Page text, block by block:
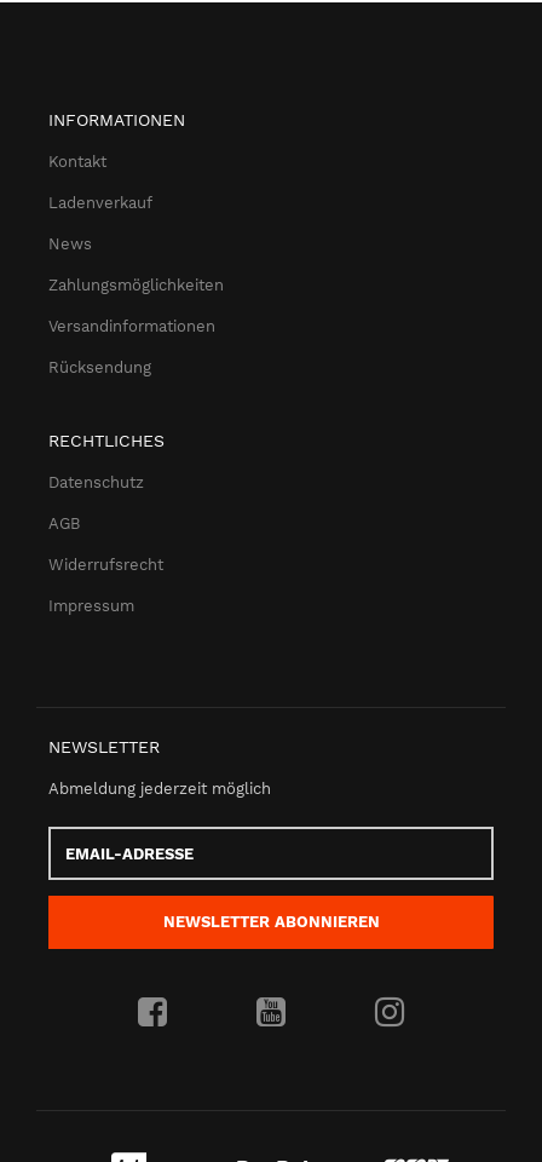
INFORMATIONEN
Kontakt
Ladenverkauf
News
Zahlungsmöglichkeiten
Versandinformationen
Rücksendung
RECHTLICHES
Datenschutz
AGB
Widerrufsrecht
Impressum
NEWSLETTER
Abmeldung jederzeit möglich
Adresse
NEWSLETTER ABONNIEREN